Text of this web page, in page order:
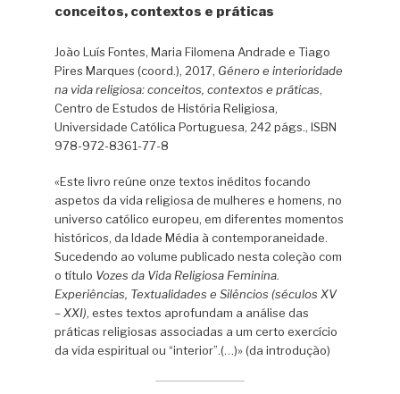
conceitos, contextos e práticas
João Luís Fontes, Maria Filomena Andrade e Tiago
Pires Marques (coord.), 2017, Género e interioridade
na vida religiosa: conceitos, contextos e práticas,
Centro de Estudos de História Religiosa,
Universidade Católica Portuguesa, 242 págs., ISBN
978-972-8361-77-8
«Este livro reúne onze textos inéditos focando
aspetos da vida religiosa de mulheres e homens, no
universo católico europeu, em diferentes momentos
históricos, da Idade Média à contemporaneidade.
Sucedendo ao volume publicado nesta coleção com
o título Vozes da Vida Religiosa Feminina.
Experiências, Textualidades e Silêncios (séculos XV
– XXI), estes textos aprofundam a análise das
práticas religiosas associadas a um certo exercício
da vida espiritual ou “interior”.(…)» (da introdução)